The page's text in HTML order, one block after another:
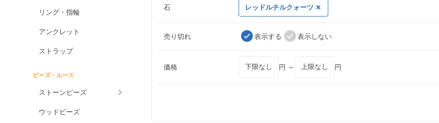
リング・指輪
アンクレット
ストラップ
ビーズ・ルース
ストーンビーズ
ウッドビーズ
石 レッドルチルクォーツ
売り切れ 表示する 表示しない
価格 円 ～ 円